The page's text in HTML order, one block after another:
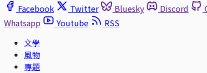
Facebook
Twitter Bluesky Discord
Whatsapp
Youtube
RSS
文學
風物
專題